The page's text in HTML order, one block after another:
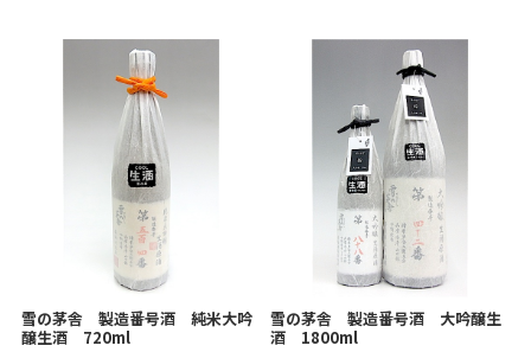
雪の茅舎 製造番号酒 純米大吟
醸生酒 720ml
雪の茅舎 製造番号酒 大吟醸生
酒 1800ml